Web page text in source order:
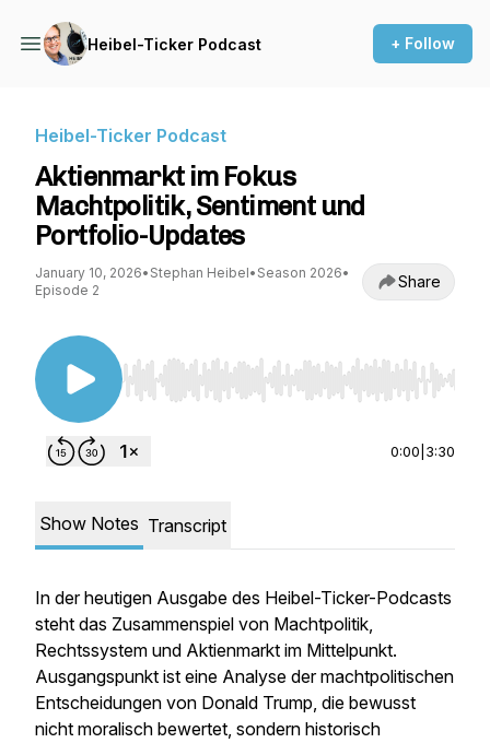
Heibel-Ticker Podcast + Follow
Heibel-Ticker Podcast
Aktienmarkt im Fokus
Machtpolitik, Sentiment und
Portfolio-Updates
January 10, 2026• Stephan Heibel• Season 2026•
Episode 2
Share
Use Left/Right to seek, Home/End to jump to
0:00 3:30
Show Notes Transcript
In der heutigen Ausgabe des Heibel-Ticker-Podcasts
steht das Zusammenspiel von Machtpolitik,
Rechtssystem und Aktienmarkt im Mittelpunkt.
Ausgangspunkt ist eine Analyse der machtpolitischen
Entscheidungen von Donald Trump, die bewusst
nicht moralisch bewertet, sondern historisch